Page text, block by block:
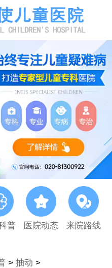
普 医院动态 来院路线
> 抽动 >